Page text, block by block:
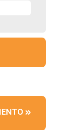
»